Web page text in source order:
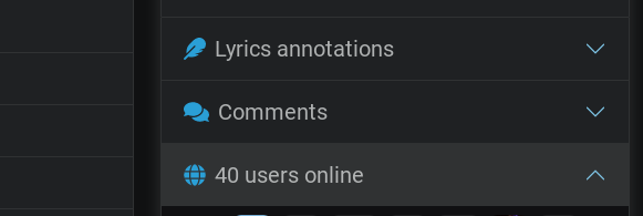
Lyrics annotations
Comments
40 users online